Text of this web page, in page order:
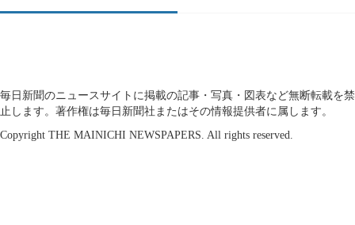
毎日新聞のニュースサイトに掲載の記事・写真・図表など無断転載を禁
止します。著作権は毎日新聞社またはその情報提供者に属します。
Copyright THE MAINICHI NEWSPAPERS. All rights reserved.